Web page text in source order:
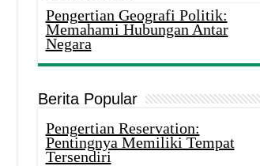
Pengertian Geografi Politik:
Memahami Hubungan Antar
Negara
Berita Popular
Pengertian Reservation:
Pentingnya Memiliki Tempat
Tersendiri